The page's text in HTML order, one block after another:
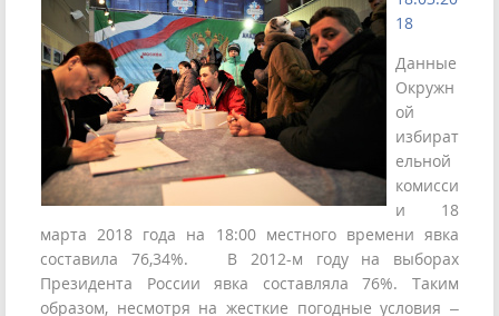
18
Данные
Окружн
ой
избират
ельной
комисси
и 18
марта 2018 года на 18:00 местного времени явка
составила 76,34%. В 2012-м году на выборах
Президента России явка составляла 76%. Таким
образом, несмотря на жесткие погодные условия –